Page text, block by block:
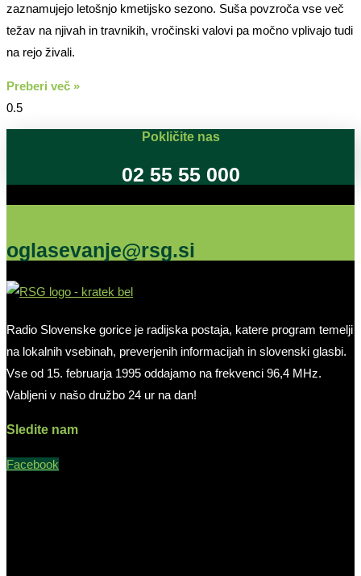
zaznamujejo letošnjo kmetijsko sezono. Suša povzroča vse več
težav na njivah in travnikih, vročinski valovi pa močno vplivajo tudi
na rejo živali.
Preberi več »
Pokličite nas
02 55 55 000
oglasevanje@rsg.si
Radio Slovenske gorice je radijska postaja, katere program temelji
na lokalnih vsebinah, preverjenih informacijah in slovenski glasbi.
Vse od 15. februarja 1995 oddajamo na frekvenci 96,4 MHz.
Vabljeni v našo družbo 24 ur na dan!
Sledite nam
Facebook